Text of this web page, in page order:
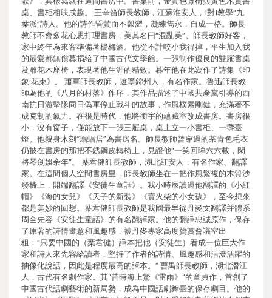
桌、書柜相映成趣。 王辛笛師長教師，江蘇淮安人，1對1教學“九
葉派”詩人。他的詩作昏黃而不艱澀，凝練雋永，自成一格。師長
教師不會多花心思打理書房，美其名曰“混亂美”。師長教師好客，
家中終年為來客準備著楊梅酒。他從不計較小我得掉，平生加入我
的最愛都無償募捐給了中國古代文學館。一張制作優良的雙屜書桌
及雕花木座椅，表現著他生涯的精致。暮年他在此寫作了詩集《印
象·花束》。 蕭軍師長教師，遼寧錦州人，有名作家。魯迅師長教
師為他的《八月的村落》作序，其作品描述了中國共產黨引導的西
南抗日游擊隊同日偽軍停止戰斗的故事，作風樸素剛健，充滿著不
成克制的氣力。在很是時代，他將衡宇的蘊藏室改成書房。書房很
小，沒有窗子，僅能放下一張三屜桌，桌上立一小書柜、一盞臺
燈。他親身木刻“蝸蝸居”為書房名。師長教師曾穿過的茶青色毛衣
仍披在書房的那把不銹鋼皮轉椅上，見證他“一笑回眸六六載，閑
將琴劍娛余年”。 葉君健師長教師，湖北紅安人，有名作家、翻譯
家。在這間個人空間書房里，師長教師坐在一把作風繁複的木質沙
發椅上，開端翻譯《安徒生童話》。我小時辰讀過他翻譯的《小紅
帽》《海的女兒》《天子的新裝》《賣火柴的小女孩》，至今想來
都是美妙的回想。葉君健師長教師是我國最早從丹麥文翻譯并體系
周全先容《安徒生童話》的有名翻譯家。他的翻譯忠誠原作，保存
了原著的詩情畫意和風趣感，被丹麥專家高度贊賞會議室出
租：“只要中國的（葉君健）譯本把他（安徒生）看成一位巨大作
家和詩人來先容給讀者，堅持了作者的詩情、風趣感和活潑活躍的
抽像化說話，因此是程度最高的譯本。” 曹禺師長教師，湖北潛江
人，古代有名劇作家。其“昔時海上驚《雷雨》”的童貞作，首創了
中國古代話劇藝術的新局勢，成為中國話劇舞臺的保存劇目。他的